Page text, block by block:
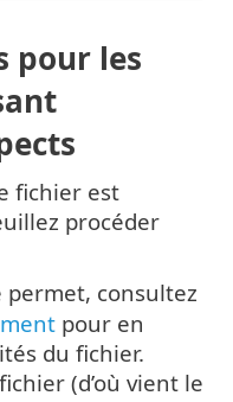
pour les
fichier est
procéder
permet, consultez
pour en
du fichier.
(d’où vient le